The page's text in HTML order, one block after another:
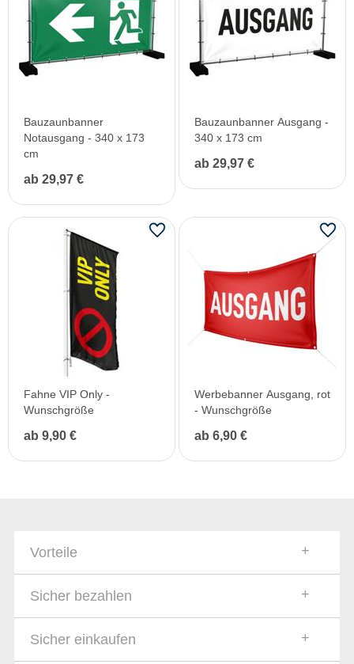
Bauzaunbanner
Notausgang - 340 x 173
cm
ab 29,97 €
Bauzaunbanner Ausgang -
340 x 173 cm
ab 29,97 €
Fahne VIP Only -
Wunschgröße
ab 9,90 €
Werbebanner Ausgang, rot
- Wunschgröße
ab 6,90 €
Vorteile
Sicher bezahlen
Sicher einkaufen